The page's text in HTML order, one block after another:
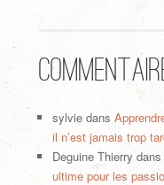
sylvie dans
il n’est jamais trop
Deguine Thierry
ultime pour les